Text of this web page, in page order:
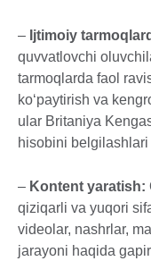
– Ijtimoiy
quvvatlovchi
tarmoqlarda faol
ko‘paytirish va
ular Britaniya
hisobini belgilashlari
– Kontent yaratish:
qiziqarli va yuqori
videolar, nashrlar,
jarayoni haqida